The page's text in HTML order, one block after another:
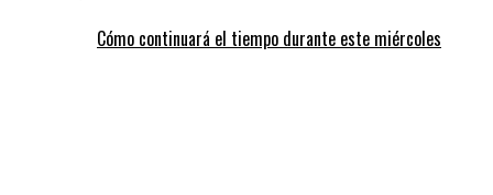
Cómo continuará el tiempo durante este miércoles